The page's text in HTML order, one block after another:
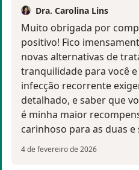
Dra. Carolina Lins
Muito obrigada por
positivo! Fico
novas alternativas de
tranquilidade para você e
infecção recorrente
detalhado, e saber que
é minha maior
carinhoso para as duas e
4 de fevereiro de 2026